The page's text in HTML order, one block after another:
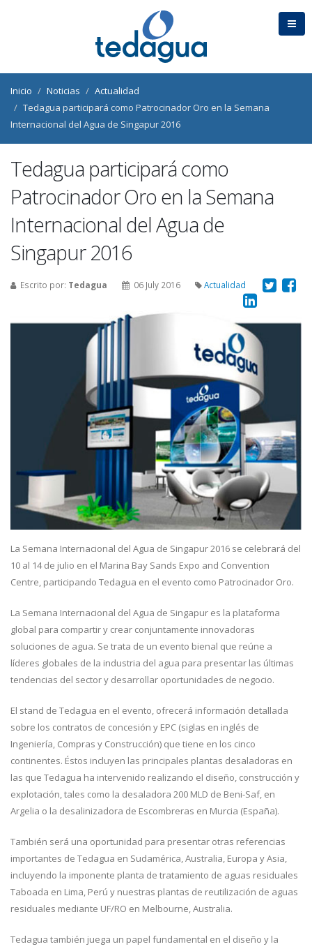
Inicio Noticias
Actualidad
Tedagua participará como Patrocinador Oro en la Semana
Internacional del Agua de Singapur 2016
Tedagua participará como
Patrocinador Oro en la Semana
Internacional del Agua de
Singapur 2016
Escrito por: Tedagua 06 July 2016 Actualidad
La Semana Internacional del Agua de Singapur 2016 se celebrará del
10 al 14 de julio en el Marina Bay Sands Expo and Convention
Centre, participando Tedagua en el evento como Patrocinador Oro.
La Semana Internacional del Agua de Singapur es la plataforma
global para compartir y crear conjuntamente innovadoras
soluciones de agua. Se trata de un evento bienal que reúne a
líderes globales de la industria del agua para presentar las últimas
tendencias del sector y desarrollar oportunidades de negocio.
El stand de Tedagua en el evento, ofrecerá información detallada
sobre los contratos de concesión y EPC (siglas en inglés de
Ingeniería, Compras y Construcción) que tiene en los cinco
continentes. Éstos incluyen las principales plantas desaladoras en
las que Tedagua ha intervenido realizando el diseño, construcción y
explotación, tales como la desaladora 200 MLD de Beni-Saf, en
Argelia o la desalinizadora de Escombreras en Murcia (España).
También será una oportunidad para presentar otras referencias
importantes de Tedagua en Sudamérica, Australia, Europa y Asia,
incluyendo la imponente planta de tratamiento de aguas residuales
Taboada en Lima, Perú y nuestras plantas de reutilización de aguas
residuales mediante UF/RO en Melbourne, Australia.
Tedagua también juega un papel fundamental en el diseño y la